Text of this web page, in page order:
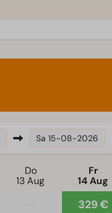
Sa 15-08-2026
Do
13 Aug
Fr
14 Aug
329 €